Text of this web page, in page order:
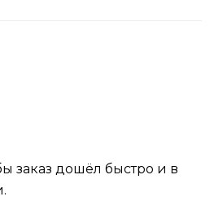
заказ дошёл быстро и в